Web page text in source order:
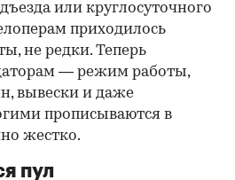
или круглосуточного
приходилось
не редки. Теперь
— режим работы,
вывески и даже
прописываются в
жестко.
пул